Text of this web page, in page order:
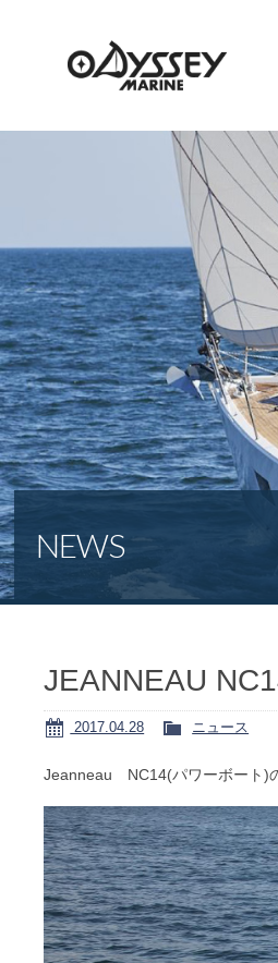
NEW
新
NEWS
JEANNEAU
2017.04.28 ニュース
Jeanneau NC14(パワーボート)